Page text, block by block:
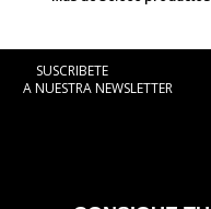
SUSCRIBETE
A NUESTRA NEWSLETTER